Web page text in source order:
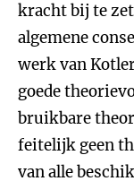
kracht bij te
algemene
werk van
goede
bruikbare
feitelijk geen
van alle